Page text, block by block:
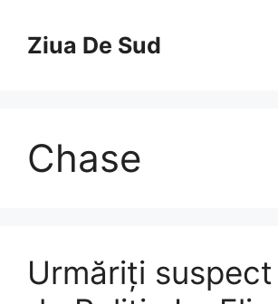
contentZiua De Sud
Chase
Urmăriți